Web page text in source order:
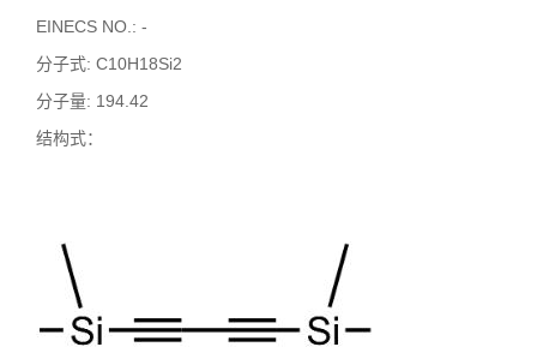
EINECS NO.: -
分子式: C10H18Si2
分子量: 194.42
结构式：